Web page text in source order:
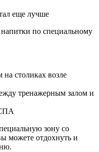
по специальному
столиках возле
тренажерным залом и
зону со
можете отдохнуть и